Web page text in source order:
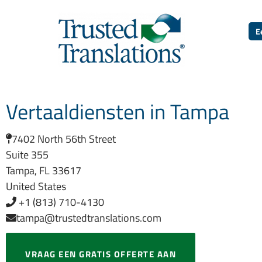
Vertaaldiensten in Tampa
7402 North 56th Street
Suite 355
Tampa, FL 33617
United States
+1 (813) 710-4130
tampa@trustedtranslations.com
VRAAG EEN GRATIS OFFERTE AAN